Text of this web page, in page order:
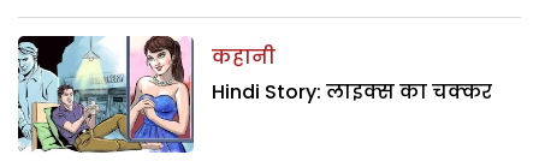
कहानी
Hindi Story: लाइक्स का चक्कर